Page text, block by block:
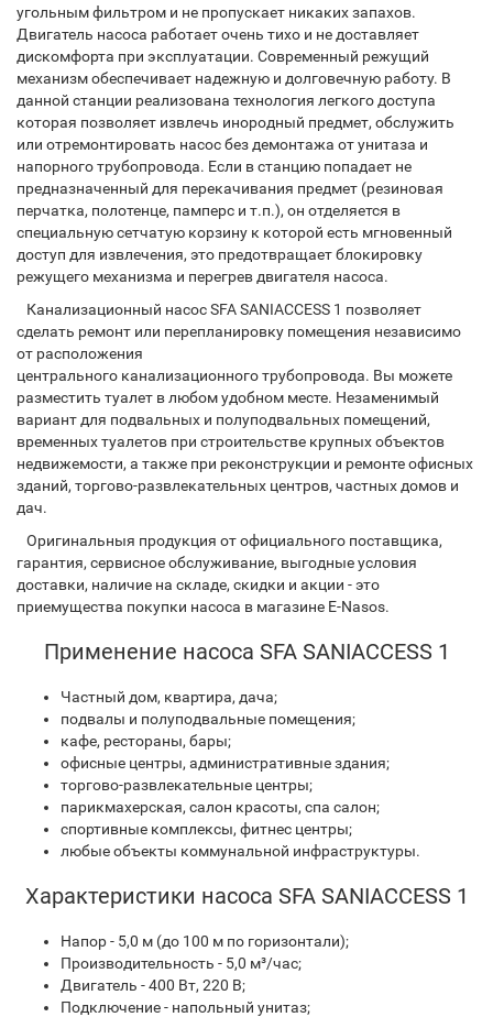
угольным фильтром и не пропускает никаких запахов.
Двигатель насоса работает очень тихо и не доставляет
дискомфорта при эксплуатации. Современный режущий
механизм обеспечивает надежную и долговечную работу. В
данной станции реализована технология легкого доступа
которая позволяет извлечь инородный предмет, обслужить
или отремонтировать насос без демонтажа от унитаза и
напорного трубопровода. Если в станцию попадает не
предназначенный для перекачивания предмет (резиновая
перчатка, полотенце, памперс и т.п.), он отделяется в
специальную сетчатую корзину к которой есть мгновенный
доступ для извлечения, это предотвращает блокировку
режущего механизма и перегрев двигателя насоса.
Канализационный насос SFA SANIACCESS 1 позволяет
сделать ремонт или перепланировку помещения независимо
от расположения
центрального канализационного трубопровода. Вы можете
разместить туалет в любом удобном месте. Незаменимый
вариант для подвальных и полуподвальных помещений,
временных туалетов при строительстве крупных объектов
недвижемости, а также при реконструкции и ремонте офисных
зданий, торгово-развлекательных центров, частных домов и
дач.
Оригинальныя продукция от официального поставщика,
гарантия, сервисное обслуживание, выгодные условия
доставки, наличие на складе, скидки и акции - это
приемущества покупки насоса в магазине E-Nasos.
Применение насоса SFA SANIACCESS 1
Частный дом, квартира, дача;
подвалы и полуподвальные помещения;
кафе, рестораны, бары;
офисные центры, административные здания;
торгово-развлекательные центры;
парикмахерская, салон красоты, спа салон;
спортивные комплексы, фитнес центры;
любые объекты коммунальной инфраструктуры.
Характеристики насоса SFA SANIACCESS 1
Напор - 5,0 м (до 100 м по горизонтали);
Производительность - 5,0 м³/час;
Двигатель - 400 Вт, 220 В;
Подключение - напольный унитаз;